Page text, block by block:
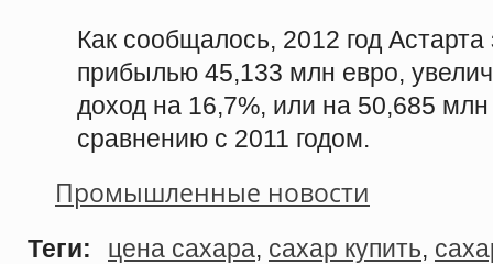
Как сообщалось, 2012 год Астарта
прибылью 45,133 млн евро,
доход на 16,7%, или на 50,685
сравнению с 2011 годом.
Промышленные новости
Теги: цена сахара, сахар купить,